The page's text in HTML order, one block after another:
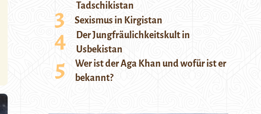
Tadschikistan
Sexismus in Kirgistan
Der Jungfräulichkeitskult in
Usbekistan
Wer ist der Aga Khan und wofür ist er
bekannt?